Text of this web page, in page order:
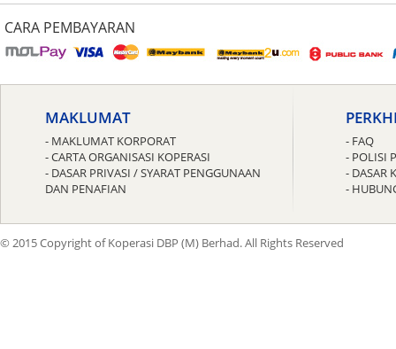
CARA PEMBAYARAN
MAKLUMAT
- MAKLUMAT KORPORAT
- CARTA ORGANISASI KOPERASI
- DASAR PRIVASI / SYARAT PENGGUNAAN
DAN PENAFIAN
- FAQ
- POLISI
- DASAR
-
© 2015 Copyright of Koperasi DBP (M) Berhad. All Rights Reserved